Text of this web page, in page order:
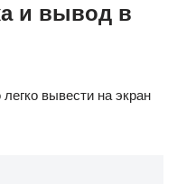
и вывод в
вывести на экран